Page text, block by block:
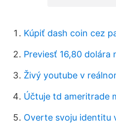
Kúpiť dash coin cez
Previesť 16,80 dolára
Živý youtube v
Účtuje td ameritrade
Overte svoju identitu